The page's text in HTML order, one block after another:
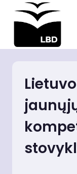
pereiti
turinio